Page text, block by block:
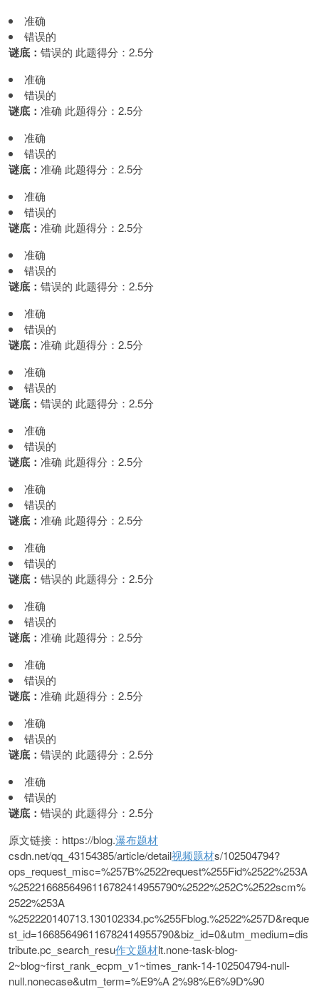
准确
错误的
谜底： 错误的 此题得分：2.5分
准确
错误的
谜底： 准确 此题得分：2.5分
准确
错误的
谜底： 准确 此题得分：2.5分
准确
错误的
谜底： 准确 此题得分：2.5分
准确
错误的
谜底： 错误的 此题得分：2.5分
准确
错误的
谜底： 准确 此题得分：2.5分
准确
错误的
谜底： 错误的 此题得分：2.5分
准确
错误的
谜底： 准确 此题得分：2.5分
准确
错误的
谜底： 准确 此题得分：2.5分
准确
错误的
谜底： 错误的 此题得分：2.5分
准确
错误的
谜底： 准确 此题得分：2.5分
准确
错误的
谜底： 准确 此题得分：2.5分
准确
错误的
谜底： 错误的 此题得分：2.5分
准确
错误的
谜底： 错误的 此题得分：2.5分
原文链接：https://blog.瀑布题材
csdn.net/qq_43154385/article/detail视频题材s/102504794?
ops_request_misc=%257B%2522request%255Fid%2522%253A
%2522166856496116782414955790%2522%252C%2522scm%
2522%253A
%252220140713.130102334.pc%255Fblog.%2522%257D&reque
st_id=166856496116782414955790&biz_id=0&utm_medium=dis
tribute.pc_search_resu作文题材lt.none-task-blog-
2~blog~first_rank_ecpm_v1~times_rank-14-102504794-null-
null.nonecase&utm_term=%E9%A 2%98%E6%9D%90